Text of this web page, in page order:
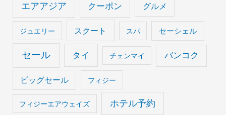
エアアジア クーポン グルメ
ジュエリー スクート スパ セーシェル
セール タイ チェンマイ バンコク
ビッグセール フィジー
フィジーエアウェイズ ホテル予約